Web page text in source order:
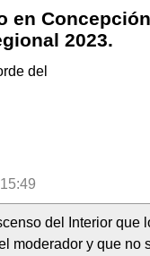
en
2023.
del Interior que
moderador y que no